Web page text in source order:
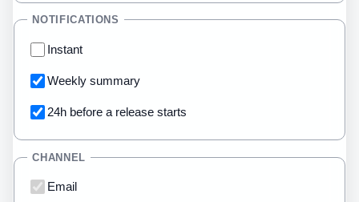
NOTIFICATIONS
Instant
Weekly summary
24h before a release starts
CHANNEL
Email